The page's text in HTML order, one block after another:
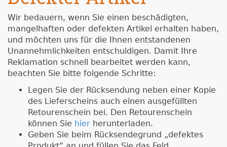
Wir bedauern, wenn Sie einen beschädigten,
mangelhaften oder defekten Artikel erhalten haben,
und möchten uns für die Ihnen entstandenen
Unannehmlichkeiten entschuldigen. Damit Ihre
Reklamation schnell bearbeitet werden kann,
beachten Sie bitte folgende Schritte:
Legen Sie der Rücksendung neben einer Kopie
des Lieferscheins auch einen ausgefüllten
Retourenschein bei. Den Retourenschein
können Sie hier herunterladen.
Geben Sie beim Rücksendegrund „defektes